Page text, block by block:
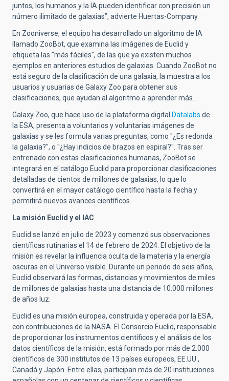
juntos, los humanos y la IA pueden identificar con precisión un
número ilimitado de galaxias”, advierte Huertas-Company.
En Zooniverse, el equipo ha desarrollado un algoritmo de IA
llamado ZooBot, que examina las imágenes de Euclid y
etiqueta las "más fáciles", de las que ya existen muchos
ejemplos en anteriores estudios de galaxias. Cuando ZooBot no
está seguro de la clasificación de una galaxia, la muestra a los
usuarios y usuarias de Galaxy Zoo para obtener sus
clasificaciones, que ayudan al algoritmo a aprender más.
Galaxy Zoo, que hace uso de la plataforma digital Datalabs de
la ESA, presenta a voluntarios y voluntarias imágenes de
galaxias y se les formula varias preguntas, como "¿Es redonda
la galaxia?", o "¿Hay indicios de brazos en espiral?". Tras ser
entrenado con estas clasificaciones humanas, ZooBot se
integrará en el catálogo Euclid para proporcionar clasificaciones
detalladas de cientos de millones de galaxias, lo que lo
convertirá en el mayor catálogo científico hasta la fecha y
permitirá nuevos avances científicos.
La misión Euclid y el IAC
Euclid se lanzó en julio de 2023 y comenzó sus observaciones
científicas rutinarias el 14 de febrero de 2024. El objetivo de la
misión es revelar la influencia oculta de la materia y la energía
oscuras en el Universo visible. Durante un periodo de seis años,
Euclid observará las formas, distancias y movimientos de miles
de millones de galaxias hasta una distancia de 10.000 millones
de años luz.
Euclid es una misión europea, construida y operada por la ESA,
con contribuciones de la NASA. El Consorcio Euclid, responsable
de proporcionar los instrumentos científicos y el análisis de los
datos científicos de la misión, está formado por más de 2.000
científicos de 300 institutos de 13 países europeos, EE.UU.,
Canadá y Japón. Entre ellas, participan más de 20 instituciones